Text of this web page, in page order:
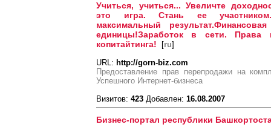
Учиться, учиться... Увеличте
это игра. Стань ее
максимальный
единицы!Заработок в сети. Права
копитайтинга! [ru]
URL: http://gorn-biz.com
Предоставление прав перепродажи на
Успешного Интернет-бизнеса
Визитов: 423 Добавлен: 16.08.2007
Бизнес-портал республики